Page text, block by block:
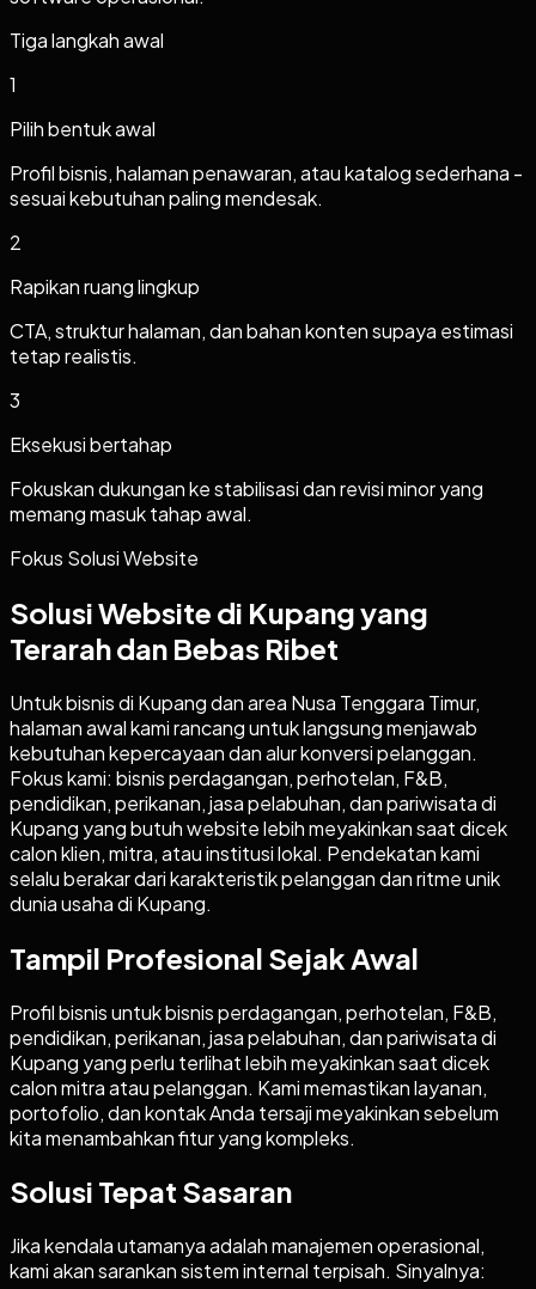
Tiga langkah awal
1
Pilih bentuk awal
Profil bisnis, halaman penawaran, atau katalog sederhana -
sesuai kebutuhan paling mendesak.
2
Rapikan ruang lingkup
CTA, struktur halaman, dan bahan konten supaya estimasi
tetap realistis.
3
Eksekusi bertahap
Fokuskan dukungan ke stabilisasi dan revisi minor yang
memang masuk tahap awal.
Fokus Solusi Website
Solusi Website di Kupang yang
Terarah dan Bebas Ribet
Untuk bisnis di Kupang dan area Nusa Tenggara Timur,
halaman awal kami rancang untuk langsung menjawab
kebutuhan kepercayaan dan alur konversi pelanggan.
Fokus kami: bisnis perdagangan, perhotelan, F&B,
pendidikan, perikanan, jasa pelabuhan, dan pariwisata di
Kupang yang butuh website lebih meyakinkan saat dicek
calon klien, mitra, atau institusi lokal. Pendekatan kami
selalu berakar dari karakteristik pelanggan dan ritme unik
dunia usaha di Kupang.
Tampil Profesional Sejak Awal
Profil bisnis untuk bisnis perdagangan, perhotelan, F&B,
pendidikan, perikanan, jasa pelabuhan, dan pariwisata di
Kupang yang perlu terlihat lebih meyakinkan saat dicek
calon mitra atau pelanggan. Kami memastikan layanan,
portofolio, dan kontak Anda tersaji meyakinkan sebelum
kita menambahkan fitur yang kompleks.
Solusi Tepat Sasaran
Jika kendala utamanya adalah manajemen operasional,
kami akan sarankan sistem internal terpisah. Sinyalnya: